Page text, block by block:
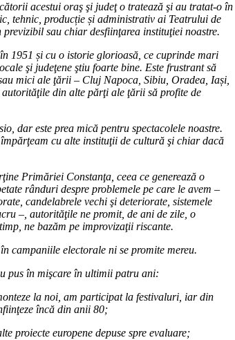
acestui oraş şi judeţ o tratează şi au tratat-o în
tehnic, producție și administrativ ai Teatrului de
sau chiar desfiinţarea instituţiei noastre.
1951 și cu o istorie glorioasă, ce cuprinde mari
şi judeţene ştiu foarte bine. Este frustrant să
mici ale ţării – Cluj Napoca, Sibiu, Oradea, Iași,
din alte părţi ale ţării să profite de
dar este prea mică pentru spectacolele noastre.
cu alte instituţii de cultură şi chiar dacă
Primăriei Constanţa, ceea ce generează o
rânduri despre problemele pe care le avem –
candelabrele vechi şi deteriorate, sistemele
–, autorităţile ne promit, de ani de zile, o
ne bazăm pe improvizaţii riscante.
campaniile electorale ni se promite mereu.
pus în mişcare în ultimii patru ani:
la noi, am participat la festivaluri, iar din
încă din anii 80;
proiecte europene depuse spre evaluare;